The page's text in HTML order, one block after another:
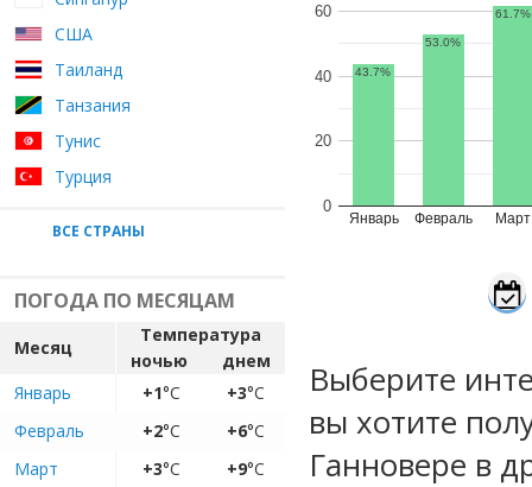
США
Таиланд
Танзания
Тунис
Турция
ВСЕ СТРАНЫ
ПОГОДА ПО МЕСЯЦАМ
Месяц
Температура
ночью
днем
Январь
+1°C +3°C
Февраль
+2°C +6°C
Март
+3°C +9°C
Январь Февраль Март
0
20
40
60
43.7%
53.0%
61.7%
Выберите
вы хотите
Ганновере в